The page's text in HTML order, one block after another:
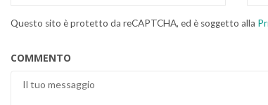
Questo sito è protetto da reCAPTCHA, ed è soggetto alla
COMMENTO